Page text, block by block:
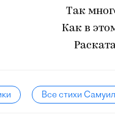
Так
Как в
Все стихи